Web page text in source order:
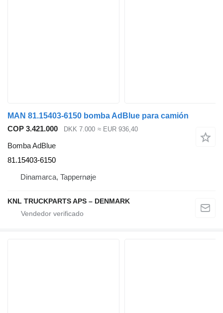
MAN 81.15403-6150 bomba AdBlue para camión
COP 3.421.000
DKK 7.000 ≈ EUR 936,40
Bomba AdBlue
81.15403-6150
Dinamarca, Tappernøje
KNL TRUCKPARTS APS – DENMARK